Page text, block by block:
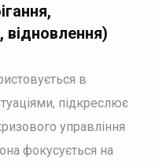
відновлення)
в
підкреслює
управління
фокусується на